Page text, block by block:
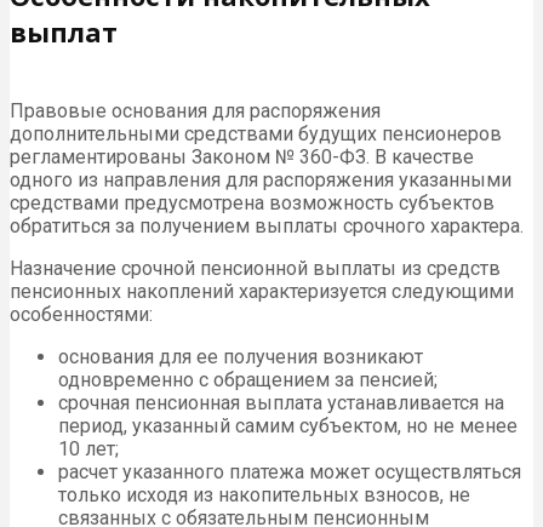
выплат
Правовые основания для распоряжения
дополнительными средствами будущих пенсионеров
регламентированы Законом № 360-ФЗ. В качестве
одного из направления для распоряжения указанными
средствами предусмотрена возможность субъектов
обратиться за получением выплаты срочного характера.
Назначение срочной пенсионной выплаты из средств
пенсионных накоплений характеризуется следующими
особенностями:
основания для ее получения возникают
одновременно с обращением за пенсией;
срочная пенсионная выплата устанавливается на
период, указанный самим субъектом, но не менее
10 лет;
расчет указанного платежа может осуществляться
только исходя из накопительных взносов, не
связанных с обязательным пенсионным